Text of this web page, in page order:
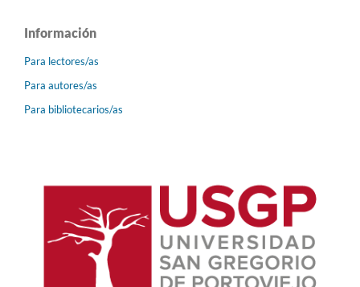
Información
Para lectores/as
Para autores/as
Para bibliotecarios/as